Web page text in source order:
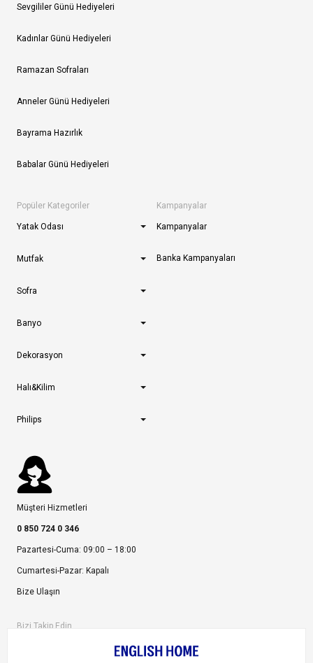
Sevgililer Günü Hediyeleri
Kadınlar Günü Hediyeleri
Ramazan Sofraları
Anneler Günü Hediyeleri
Bayrama Hazırlık
Babalar Günü Hediyeleri
Popüler Kategoriler
Yatak Odası
Mutfak
Sofra
Banyo
Dekorasyon
Halı&Kilim
Philips
Kampanyalar
Kampanyalar
Banka Kampanyaları
Müşteri Hizmetleri
0 850 724 0 346
Pazartesi-Cuma: 09:00 – 18:00
Cumartesi-Pazar: Kapalı
Bize Ulaşın
Bizi Takip Edin